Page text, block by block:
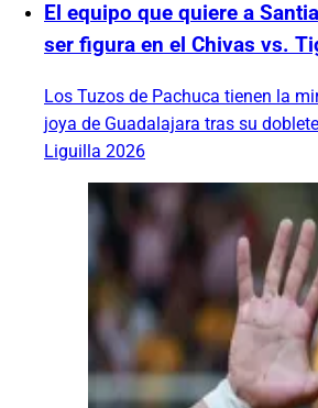
El equipo que quiere a
ser figura en el Chivas vs.
Los Tuzos de Pachuca tienen la
joya de Guadalajara tras su
Liguilla 2026